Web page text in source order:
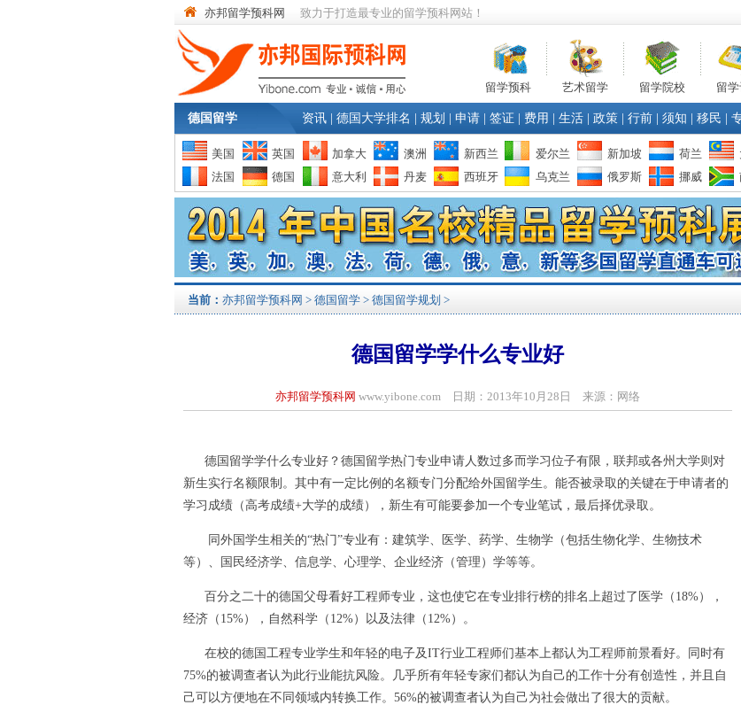
亦邦留学预科网 致力于打造最专业的留学预科网站！
留学预科 艺术留学 留学院校 留
德国留学 资讯 德国大学排名 规划 申请 签证 费用 生活 政策 行前 须知 移民
美国 英国 加拿大 澳洲 新西兰 爱尔兰 新加坡 荷兰
法国
德国 意大利 丹麦 西班牙 乌克兰 俄罗斯 挪威
当前： 亦邦留学预科网 > 德国留学 > 德国留学规划 >
德国留学学什么专业好
亦邦留学预科网 www.yibone.com 日期：2013年10月28日 来源：网络
德国留学学什么专业好？德国留学热门专业申请人数过多而学习位子有限，联邦或各州大学则对
新生实行名额限制。其中有一定比例的名额专门分配给外国留学生。能否被录取的关键在于申请者的
学习成绩（高考成绩+大学的成绩），新生有可能要参加一个专业笔试，最后择优录取。
同外国学生相关的“热门”专业有：建筑学、医学、药学、生物学（包括生物化学、生物技术
等）、国民经济学、信息学、心理学、企业经济（管理）学等等。
百分之二十的德国父母看好工程师专业，这也使它在专业排行榜的排名上超过了医学（18%），
经济（15%），自然科学（12%）以及法律（12%）。
在校的德国工程专业学生和年轻的电子及IT行业工程师们基本上都认为工程师前景看好。同时有
75%的被调查者认为此行业能抗风险。几乎所有年轻专家们都认为自己的工作十分有创造性，并且自
己可以方便地在不同领域内转换工作。56%的被调查者认为自己为社会做出了很大的贡献。